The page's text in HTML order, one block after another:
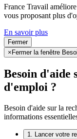
France Travail
vous proposant plus
En savoir plus
Fermer
× Fermer la fenêtre
Besoin d'aide
d'emploi ?
Besoin d'aide sur la
informations
1. Lancer votre